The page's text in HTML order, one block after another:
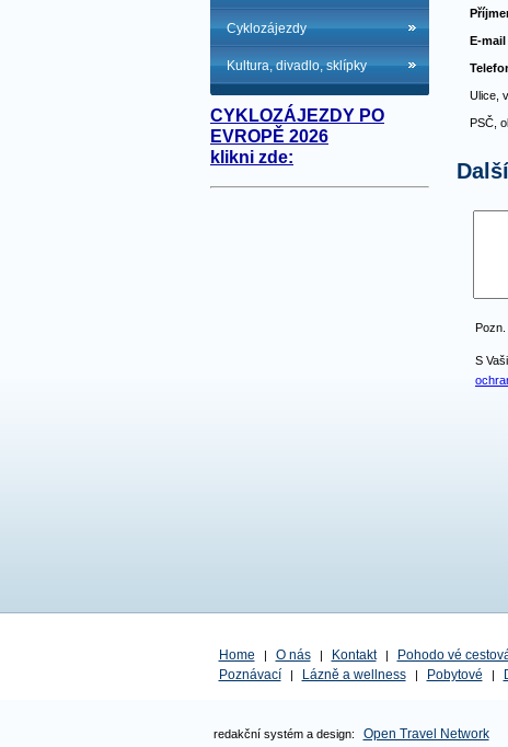
Cyklozájezdy
Kultura, divadlo, sklípky
CYKLOZÁJEZDY PO
EVROPĚ 2026
klikni zde:
E-mail
Ulice,
PSČ,
S
Home | O nás | Kontakt | Pohodo vé
Poznávací
| Lázně a wellness | Pobytové |
redakční systém a design: Open Travel Network